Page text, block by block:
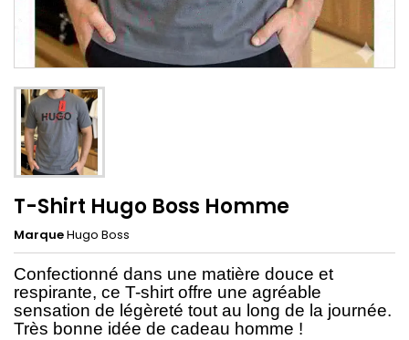
T-Shirt Hugo Boss Homme
MarqueHugo Boss
Confectionné dans une matière douce et
respirante, ce T-shirt offre une agréable
sensation de légèreté tout au long de la journée.
Très bonne idée de cadeau homme !